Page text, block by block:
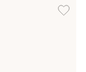
Lägg